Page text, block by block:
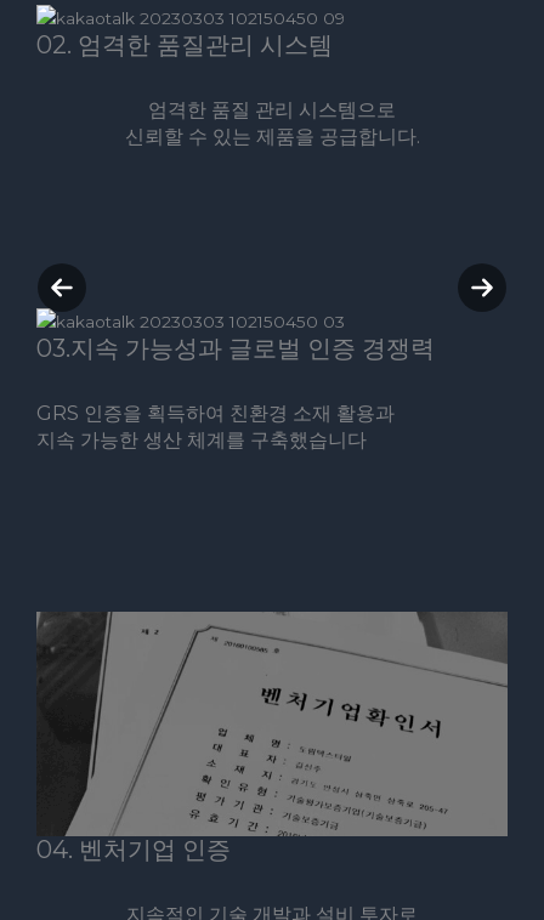
02. 엄격한 품질관리 시스템
엄격한 품질 관리 시스템으로
신뢰할 수 있는 제품을 공급합니다.
03.지속 가능성과 글로벌 인증 경쟁력
GRS 인증을 획득하여 친환경 소재 활용과
지속 가능한 생산 체계를 구축했습니다
04. 벤처기업 인증
지속적인 기술 개발과 설비 투자로
Previous
slide
Next